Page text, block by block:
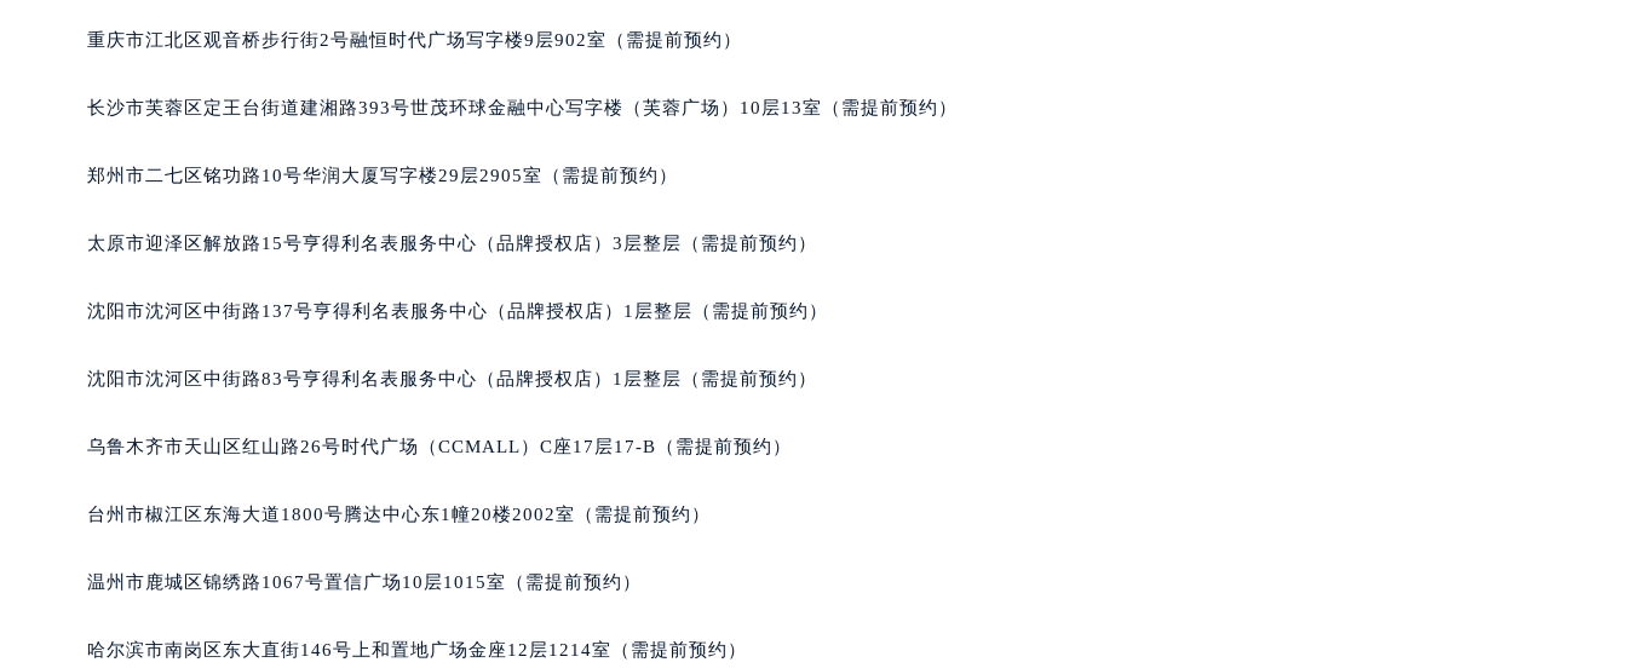
辽宁省营口市站前区市府路与渤海大街交叉口萧邦售后服务中心（需提前预约）
辽宁省沈阳市沈河区中街路83号亨得利名表维修授权店1楼萧邦售后服务中心（需提前预约）
北京市东城区东长安街1号王府井东方广场W3座6层602室萧邦售后服务中心（需提前预约）
内蒙古自治区阿拉善盟市左旗土尔扈特大街萧邦售后服务中心（需提前预约）
内蒙古自治区包头市青山区幸福路甲3号王府井百货名表维修萧邦售后服务中心（需提前预约）
内蒙古自治区鄂尔多斯市东胜区伊金霍洛街萧邦售后服务中心（需提前预约）
内蒙古自治区通辽市科尔沁区明仁大街萧邦售后服务中心（需提前预约）
内蒙古自治区乌兰察布市集宁区恩和大街萧邦售后服务中心（需提前预约）
内蒙古自治区兴安盟市乌兰浩特市兴安大街萧邦售后服务中心（需提前预约）
山西省晋城市城区黄华街萧邦售后服务中心（需提前预约）
重庆市江北区观音桥步行街2号融恒时代广场写字楼9层902室（需提前预约）
长沙市芙蓉区定王台街道建湘路393号世茂环球金融中心写字楼（芙蓉广场）10层13室（需提前预约）
郑州市二七区铭功路10号华润大厦写字楼29层2905室（需提前预约）
太原市迎泽区解放路15号亨得利名表服务中心（品牌授权店）3层整层（需提前预约）
沈阳市沈河区中街路137号亨得利名表服务中心（品牌授权店）1层整层（需提前预约）
沈阳市沈河区中街路83号亨得利名表服务中心（品牌授权店）1层整层（需提前预约）
乌鲁木齐市天山区红山路26号时代广场（CCMALL）C座17层17-B（需提前预约）
台州市椒江区东海大道1800号腾达中心东1幢20楼2002室（需提前预约）
温州市鹿城区锦绣路1067号置信广场10层1015室（需提前预约）
哈尔滨市南岗区东大直街146号上和置地广场金座12层1214室（需提前预约）